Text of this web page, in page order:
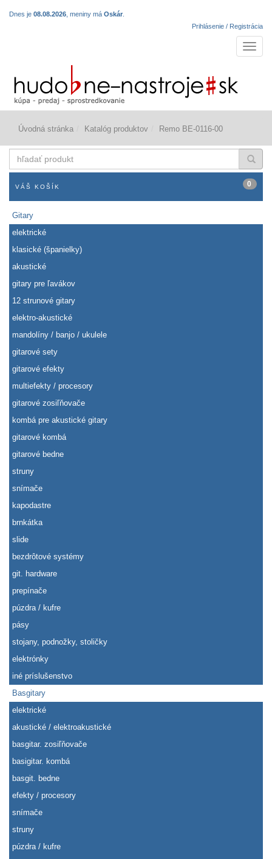
Dnes je 08.08.2026 , meniny má Oskár
Prihlásenie / Registrácia
Úvodná stránka Katalóg produktov Remo BE-0116-00
produkt
VÁŠ KOŠÍK 0
Gitary
elektrické
klasické (španielky)
akustické
gitary pre ľavákov
12 strunové gitary
elektro-akustické
mandolíny / banjo / ukulele
gitarové sety
gitarové efekty
multiefekty / procesory
gitarové zosiľňovače
kombá pre akustické gitary
gitarové kombá
gitarové bedne
struny
snímače
kapodastre
brnkátka
slide
bezdrôtové systémy
git. hardware
prepínače
púzdra / kufre
pásy
stojany, podnožky, stoličky
elektrónky
iné príslušenstvo
Basgitary
elektrické
akustické / elektroakustické
basgitar. zosiľňovače
basigitar. kombá
basgit. bedne
efekty / procesory
snímače
struny
púzdra / kufre